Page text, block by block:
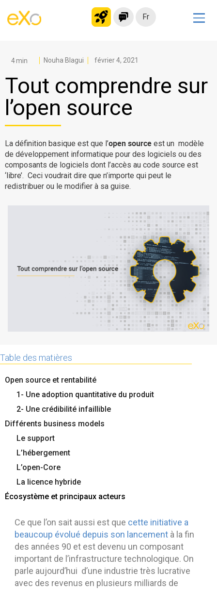
Fr
Intranet moderne
Plateforme collaborative
Réseau social
Hub de connaissances
Portail d’applications
Alternative à
Microsoft 365
Migrer vers eXo Platform
Internationalisation
Mobile
Sécurité
Offre Enterprise
Offre Professionnelle
A propos d’eXo
Contactez-nous
Nouha Blagui février 4, 2021
Tout comprendre sur
l’open source
La définition basique est que l’open source est un modèle
de développement informatique pour des logiciels ou des
composants de logiciels dont l’accès au code source est
‘libre’. Ceci voudrait dire que n’importe qui peut le
redistribuer ou le modifier à sa guise.
Table des matières
Open source et rentabilité
1- Une adoption quantitative du produit
2- Une crédibilité infaillible
Différents business models
Le support
L’hébergement
L’open-Core
La licence hybride
Écosystème et principaux acteurs
Ce que l’on sait aussi est que cette initiative a
beaucoup évolué depuis son lancement à la fin
des années 90 et est devenu un composant
important de l’infrastructure technologique. On
parle aujourd’hui d’une industrie très lucrative
avec des revenus en plusieurs milliards de